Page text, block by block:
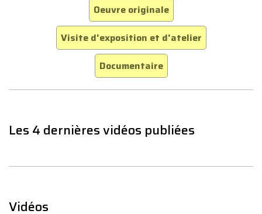
Oeuvre originale
Visite d'exposition et d'atelier
Documentaire
Les 4 dernières vidéos publiées
Vidéos